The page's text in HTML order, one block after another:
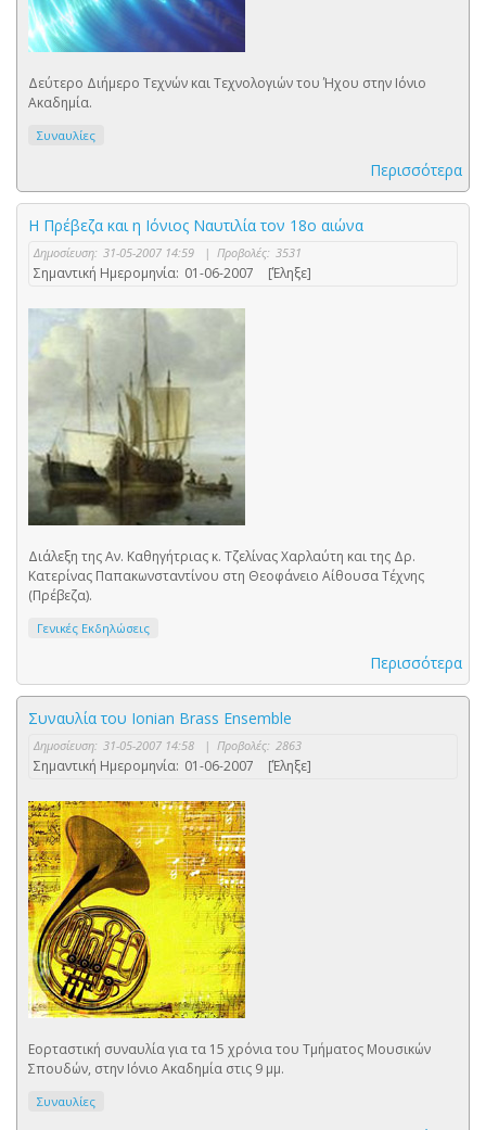
Δεύτερο Διήμερο Τεχνών και Τεχνολογιών του Ήχου στην Ιόνιο
Ακαδημία.
Συναυλίες
Περισσότερα
Η Πρέβεζα και η Ιόνιος Ναυτιλία τον 18ο αιώνα
Δημοσίευση: 31-05-2007 14:59 | Προβολές: 3531
Σημαντική Ημερομηνία: 01-06-2007 [Έληξε]
Διάλεξη της Αν. Καθηγήτριας κ. Τζελίνας Χαρλαύτη και της Δρ.
Κατερίνας Παπακωνσταντίνου στη Θεοφάνειο Αίθουσα Τέχνης
(Πρέβεζα).
Γενικές Εκδηλώσεις
Περισσότερα
Συναυλία του Ionian Brass Ensemble
Δημοσίευση: 31-05-2007 14:58 | Προβολές: 2863
Σημαντική Ημερομηνία: 01-06-2007 [Έληξε]
Εορταστική συναυλία για τα 15 χρόνια του Τμήματος Μουσικών
Σπουδών, στην Ιόνιο Ακαδημία στις 9 μμ.
Συναυλίες